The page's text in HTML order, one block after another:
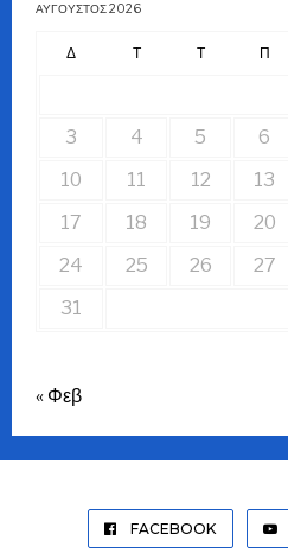
ΑΎΓΟΥΣΤΟΣ 2026
Δ Τ Τ Π
3
4 5 6
10
11 12 13
17
18 19 20
24
25 26 27
31
« Φεβ
FACEBOOK